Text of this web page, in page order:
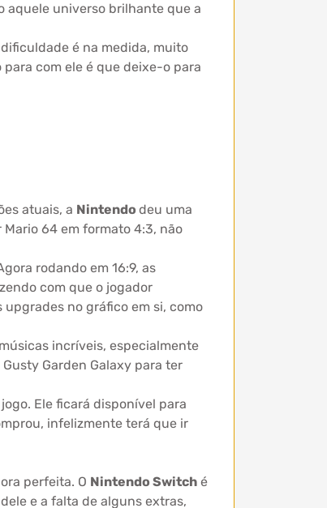
aquele universo brilhante que a
é na medida, muito
com ele é que deixe-o para
atuais, a Nintendo deu uma
64 em formato 4:3, não
rodando em 16:9, as
com que o jogador
no gráfico em si, como
incríveis, especialmente
Garden Galaxy para ter
Ele ficará disponível para
infelizmente terá que ir
perfeita. O Nintendo Switch é
e a falta de alguns extras,